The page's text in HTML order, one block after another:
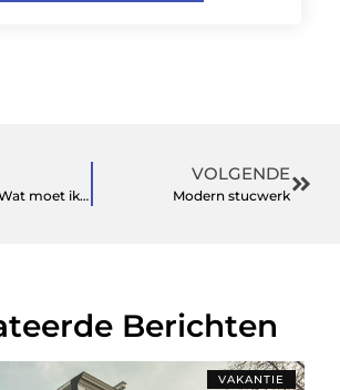
Alarmsysteem: Wat moet ik weten voor ik het koop?
VOLGENDE
Modern stucwerk
Berichten
VAKANTIE